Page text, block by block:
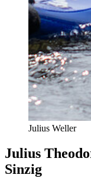
Julius Weller
Julius
Sinzig